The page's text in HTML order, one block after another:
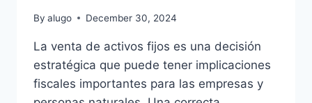
By alugo December 30, 2024
La venta de activos fijos es una decisión
estratégica que puede tener implicaciones
fiscales importantes para las empresas y